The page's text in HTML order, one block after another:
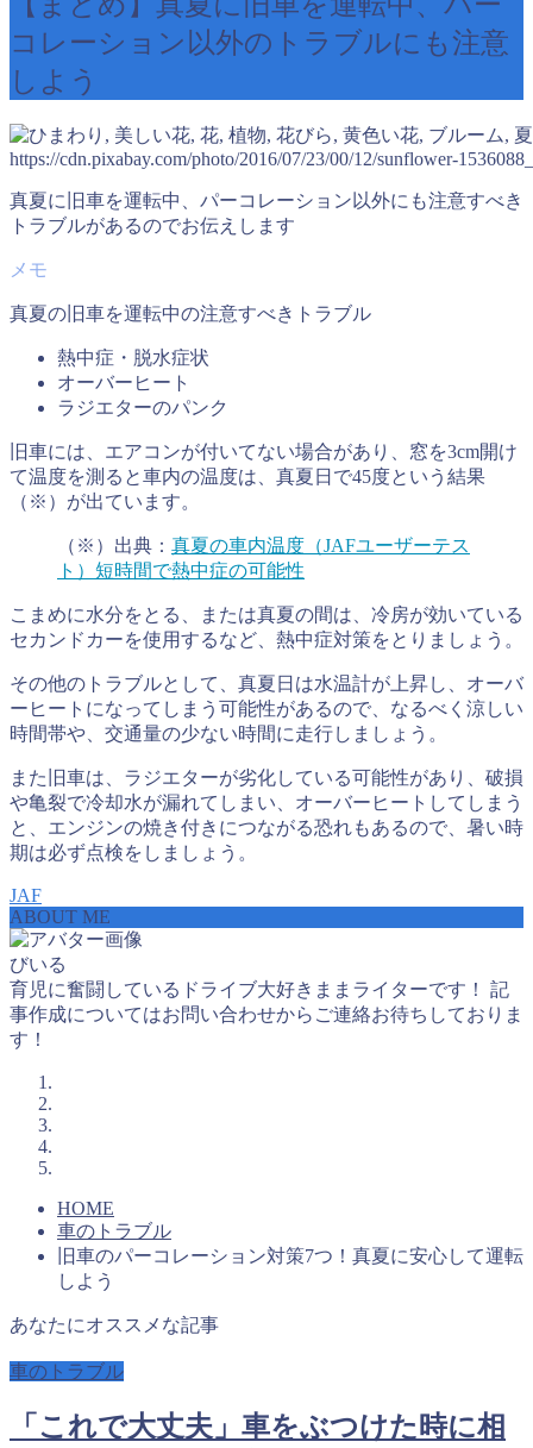
コレーション以外のトラブルにも注意
しよう
https://cdn.pixabay.com/photo/2016/07/23/00/12/sunflower-
真夏に旧車を運転中、パーコレーション以外にも注意すべき
トラブルがあるのでお伝えします
真夏の旧車を運転中の注意すべきトラブル
熱中症・脱水症状
オーバーヒート
ラジエターのパンク
旧車には、エアコンが付いてない場合があり、窓を3cm開け
て温度を測ると車内の温度は、真夏日で45度という結果
（※）が出ています。
（※）出典： 真夏の車内温度（JAFユーザーテス
ト）短時間で熱中症の可能性
こまめに水分をとる、または真夏の間は、冷房が効いている
セカンドカーを使用するなど、熱中症対策をとりましょう。
その他のトラブルとして、真夏日は水温計が上昇し、オーバ
ーヒートになってしまう可能性があるので、なるべく涼しい
時間帯や、交通量の少ない時間に走行しましょう。
また旧車は、ラジエターが劣化している可能性があり、破損
や亀裂で冷却水が漏れてしまい、オーバーヒートしてしまう
と、エンジンの焼き付きにつながる恐れもあるので、暑い時
期は必ず点検をしましょう。
JAF
ABOUT ME
びいる
育児に奮闘しているドライブ大好きままライターです！ 記
事作成についてはお問い合わせからご連絡お待ちしておりま
す！
HOME
車のトラブル
旧車のパーコレーション対策7つ！真夏に安心して運転
しよう
あなたにオススメな記事
車のトラブル
「これで大丈夫」車をぶつけた時に相